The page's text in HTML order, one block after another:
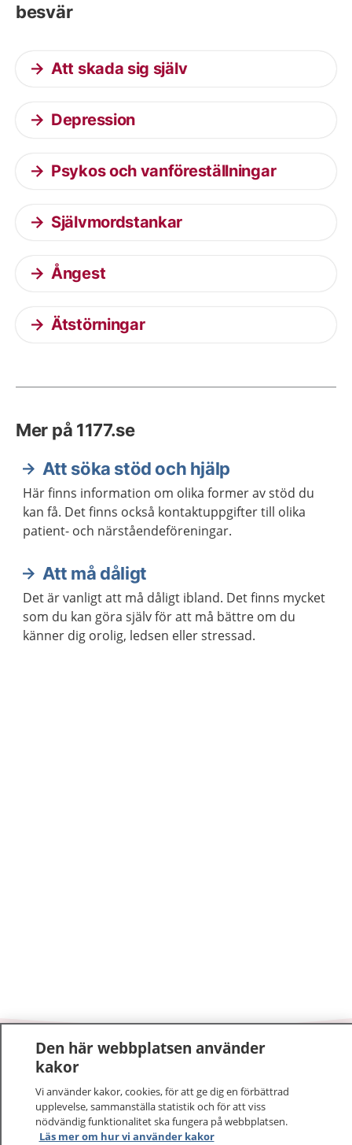
besvär
Att skada sig själv
Depression
Psykos och vanföreställningar
Självmordstankar
Ångest
Ätstörningar
Mer på 1177.se
Att söka stöd och hjälp
Här finns information om olika former av stöd du
kan få. Det finns också kontaktuppgifter till olika
patient- och närståendeföreningar.
Att må dåligt
Det är vanligt att må dåligt ibland. Det finns mycket
som du kan göra själv för att må bättre om du
känner dig orolig, ledsen eller stressad.
1177–tryggt om din hälsa och vård
På 1177.se får du råd om hälsa och information om
sjukdomar och vilka mottagningar du kan kontakta.
Logga in för att läsa din journal och göra dina
Den här webbplatsen använder
kakor
Vi använder kakor, cookies, för att ge dig en förbättrad
upplevelse, sammanställa statistik och för att viss
nödvändig funktionalitet ska fungera på webbplatsen.
Läs mer om hur vi använder kakor